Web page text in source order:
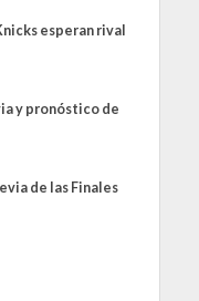
esperan rival
y pronóstico de
de las Finales